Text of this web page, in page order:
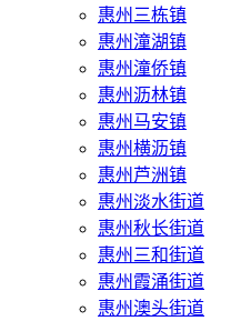
惠州三栋镇
惠州潼湖镇
惠州潼侨镇
惠州沥林镇
惠州马安镇
惠州横沥镇
惠州芦洲镇
惠州淡水街道
惠州秋长街道
惠州三和街道
惠州霞涌街道
惠州澳头街道